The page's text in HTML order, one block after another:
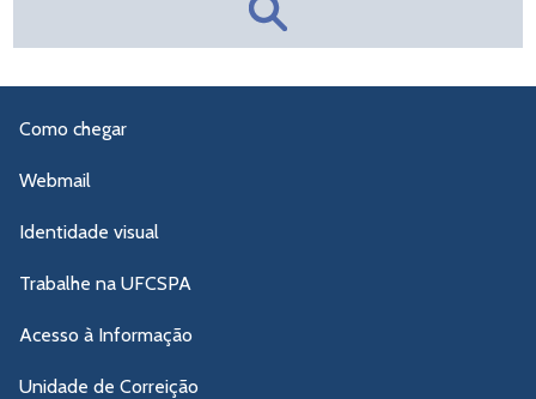
Como chegar
Webmail
Identidade visual
Trabalhe na UFCSPA
Acesso à Informação
Unidade de Correição